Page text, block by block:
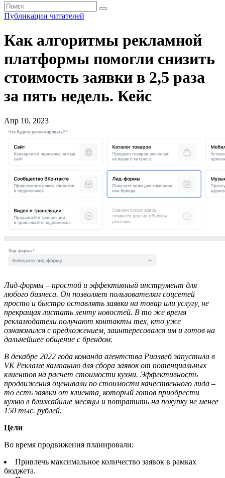
Публикации читателей
Как алгоритмы рекламной
платформы помогли снизить
стоимость заявки в 2,5 раза
за пять недель. Кейс
Апр 10, 2023
Лид-формы – простой и эффективный инструмент для
любого бизнеса. Он позволяет пользователям соцсетей
просто и быстро оставлять заявки на товар или услугу, не
прекращая листать ленту новостей. В то же время
рекламодатели получают контакты тех, кто уже
ознакомился с предложением, заинтересовался им и готов на
дальнейшее общение с брендом.
В декабре 2022 года команда агентства Риалвеб запустила в
VK Рекламе кампанию для сбора заявок от потенциальных
клиентов на расчет стоимости кухни. Эффективность
продвижения оценивали по стоимости качественного лида –
то есть заявки от клиента, который готов приобрести
кухню в ближайшие месяцы и потратить на покупку не менее
150 тыс. рублей.
Цели
Во время продвижения планировали:
Привлечь максимальное количество заявок в рамках
бюджета.